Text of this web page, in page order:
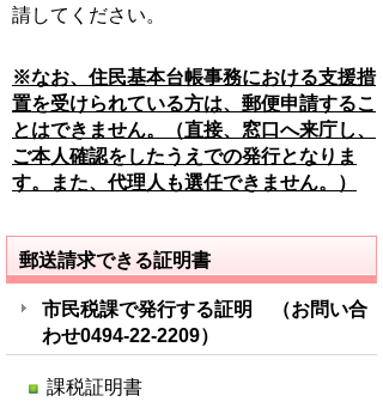
請してください。
※なお、住民基本台帳事務における支援措
置を受けられている方は、郵便申請するこ
とはできません。（直接、窓口へ来庁し、
ご本人確認をしたうえでの発行となりま
す。また、代理人も選任できません。）
郵送請求できる証明書
市民税課で発行する証明 （お問い合
わせ0494-22-2209）
課税証明書